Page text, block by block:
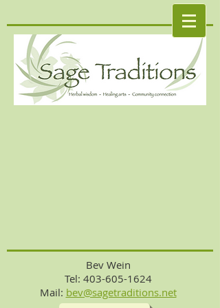
Bev Wein
Tel: 403-605-1624
Mail: bev@sagetraditions.net